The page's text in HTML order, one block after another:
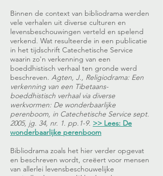
Binnen de context van bibliodrama werden
vele verhalen uit diverse culturen en
levensbeschouwingen verteld en spelend
verkend. Wat resulteerde in een publicatie
in het tijdschrift Catechetische Service
waarin zo'n verkenning van een
boeddhistisch verhaal ten gronde werd
beschreven. Agten, J., Religiodrama: Een
verkenning van een Tibetaans-
boeddhistisch verhaal via diverse
werkvormen: De wonderbaarlijke
perenboom, in Catechetische Service sept.
2005, jg. 34, nr. 1. pp.1-9. >> Lees: De
wonderbaarlijke perenboom
Bibliodrama zoals het hier verder opgevat
en beschreven wordt, creëert voor mensen
van allerlei levensbeschouwelijke